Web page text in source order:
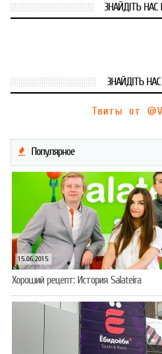
ЗНАЙДІТЬ НАС
ЗНАЙДІТЬ
Твиты от
Популярное
15.06.2015
Хороший рецепт: История Salateira